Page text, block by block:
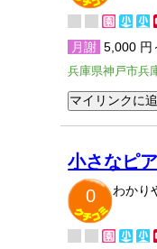
月謝 5,000 円
兵庫県神戸市兵
小さなピ
0
わかり